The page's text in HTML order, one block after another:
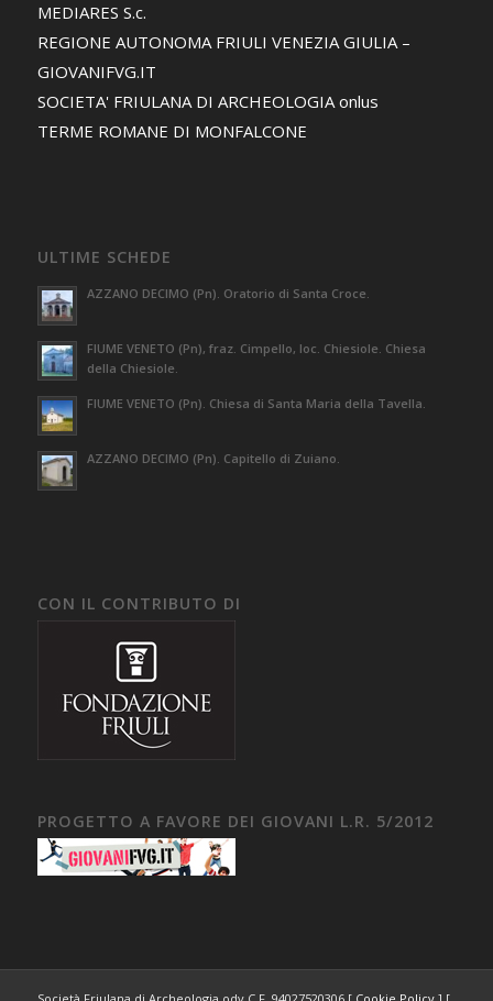
MEDIARES S.c.
REGIONE AUTONOMA FRIULI VENEZIA GIULIA –
GIOVANIFVG.IT
SOCIETA' FRIULANA DI ARCHEOLOGIA onlus
TERME ROMANE DI MONFALCONE
ULTIME SCHEDE
AZZANO DECIMO (Pn). Oratorio di Santa Croce.
FIUME VENETO (Pn), fraz. Cimpello, loc. Chiesiole. Chiesa
della Chiesiole.
FIUME VENETO (Pn). Chiesa di Santa Maria della Tavella.
AZZANO DECIMO (Pn). Capitello di Zuiano.
CON IL CONTRIBUTO DI
PROGETTO A FAVORE DEI GIOVANI L.R. 5/2012